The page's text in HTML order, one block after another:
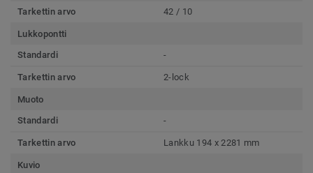
Tarkettin arvo 42 / 10
Lukkopontti
Standardi
-
Tarkettin arvo 2-lock
Muoto
Standardi
-
Tarkettin arvo Lankku 194 x 2281 mm
Kuvio